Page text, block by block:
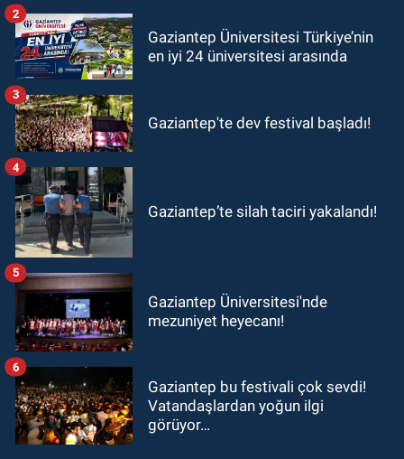
Gaziantep Üniversitesi Türkiye’nin
en iyi 24 üniversitesi arasında
2
Gaziantep'te dev festival başladı!
3
Gaziantep’te silah taciri yakalandı!
4
Gaziantep Üniversitesi'nde
mezuniyet heyecanı!
5
Gaziantep bu festivali çok sevdi!
Vatandaşlardan yoğun ilgi
görüyor…
6